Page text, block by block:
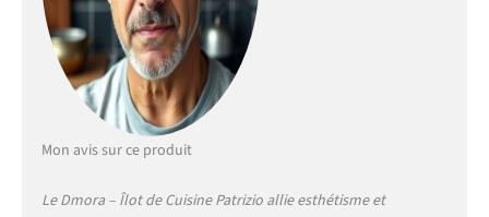
utilisés - Les étagères
intérieures sont parfaites
pour ranger un petit garde-
manger - Ce meuble est
parfait pour décorer la salle
verres, nappes, couverts,
Mon avis sur ce produit
Le Dmora – Îlot de Cuisine Patrizio allie esthétisme et